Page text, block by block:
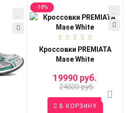
-18%
Кроссовки PREMIATA
Mase White
19990 руб.
24500 руб.
В КОРЗИНУ